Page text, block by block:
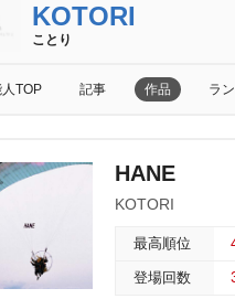
KOTORI
ことり
TOP 記事 作品 ラ
HANE
KOTORI
最高順位
登場回数